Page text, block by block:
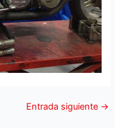
Entrada siguiente →